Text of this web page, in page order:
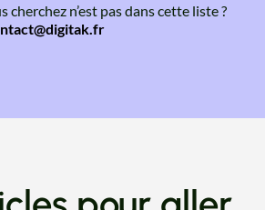
cherchez n’est pas dans cette liste ?